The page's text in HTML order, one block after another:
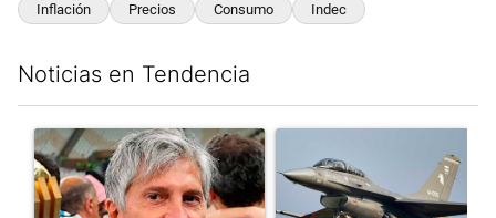
Inflación Precios Consumo Indec
Noticias en Tendencia
Un artículo de tendencia con el título "Murió Jorge Messi, el